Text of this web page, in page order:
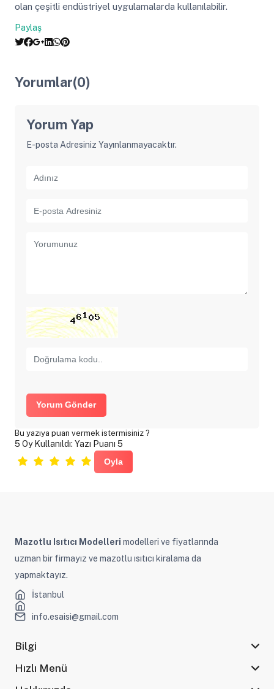
olan çeşitli endüstriyel uygulamalarda kullanılabilir.
Paylaş
Yorumlar(0)
Yorum Yap
E-posta Adresiniz Yayınlanmayacaktır.
Yorum Gönder
Bu yazıya puan vermek istermisiniz ?
5 Oy Kullanıldı: Yazı Puanı 5
Mazotlu Isıtıcı Modelleri modelleri ve fiyatlarında
uzman bir firmayız ve mazotlu ısıtıcı kiralama da
yapmaktayız.
İstanbul
info.esaisi@gmail.com
Bilgi
Hızlı Menü